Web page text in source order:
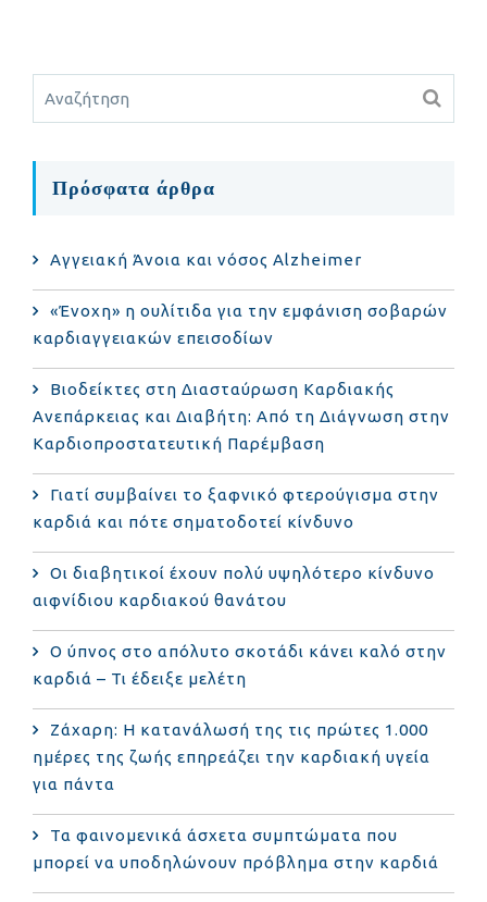
Πρόσφατα άρθρα
Αγγειακή Άνοια και νόσος Alzheimer
«Ένοχη» η ουλίτιδα για την εμφάνιση σοβαρών
καρδιαγγειακών επεισοδίων
Βιοδείκτες στη Διασταύρωση Καρδιακής
Ανεπάρκειας και Διαβήτη: Από τη Διάγνωση στην
Καρδιοπροστατευτική Παρέμβαση
Γιατί συμβαίνει το ξαφνικό φτερούγισμα στην
καρδιά και πότε σηματοδοτεί κίνδυνο
Οι διαβητικοί έχουν πολύ υψηλότερο κίνδυνο
αιφνίδιου καρδιακού θανάτου
Ο ύπνος στο απόλυτο σκοτάδι κάνει καλό στην
καρδιά – Τι έδειξε μελέτη
Ζάχαρη: Η κατανάλωσή της τις πρώτες 1.000
ημέρες της ζωής επηρεάζει την καρδιακή υγεία
για πάντα
Τα φαινομενικά άσχετα συμπτώματα που
μπορεί να υποδηλώνουν πρόβλημα στην καρδιά